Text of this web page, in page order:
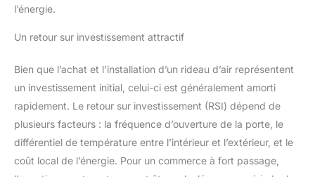
l’énergie.
Un retour sur investissement attractif
Bien que l’achat et l’installation d’un rideau d’air représentent
un investissement initial, celui-ci est généralement amorti
rapidement. Le retour sur investissement (RSI) dépend de
plusieurs facteurs : la fréquence d’ouverture de la porte, le
différentiel de température entre l’intérieur et l’extérieur, et le
coût local de l’énergie. Pour un commerce à fort passage,